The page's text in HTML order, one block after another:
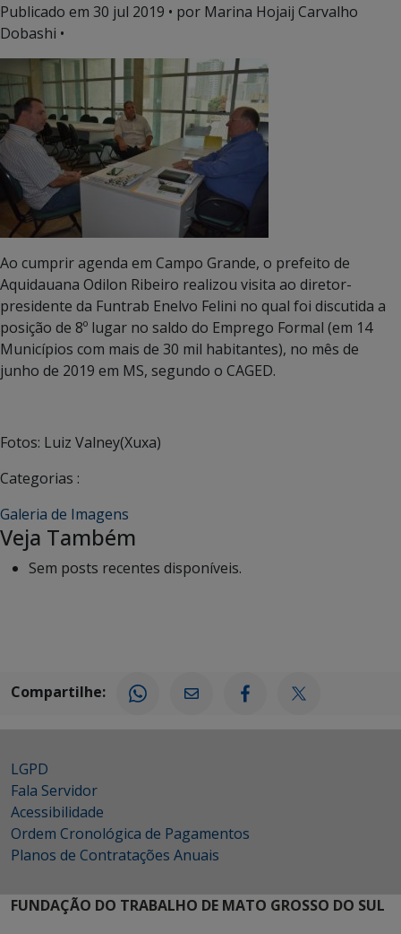
Publicado em 30 jul 2019 • por Marina Hojaij Carvalho
Dobashi •
Ao cumprir agenda em Campo Grande, o prefeito de
Aquidauana Odilon Ribeiro realizou visita ao diretor-
presidente da Funtrab Enelvo Felini no qual foi discutida a
posição de 8º lugar no saldo do Emprego Formal (em 14
Municípios com mais de 30 mil habitantes), no mês de
junho de 2019 em MS, segundo o CAGED.
Fotos: Luiz Valney(Xuxa)
Categorias :
Galeria de Imagens
Veja Também
Sem posts recentes disponíveis.
Compartilhe:
LGPD
Fala Servidor
Acessibilidade
Ordem Cronológica de Pagamentos
Planos de Contratações Anuais
FUNDAÇÃO DO TRABALHO DE MATO GROSSO DO SUL